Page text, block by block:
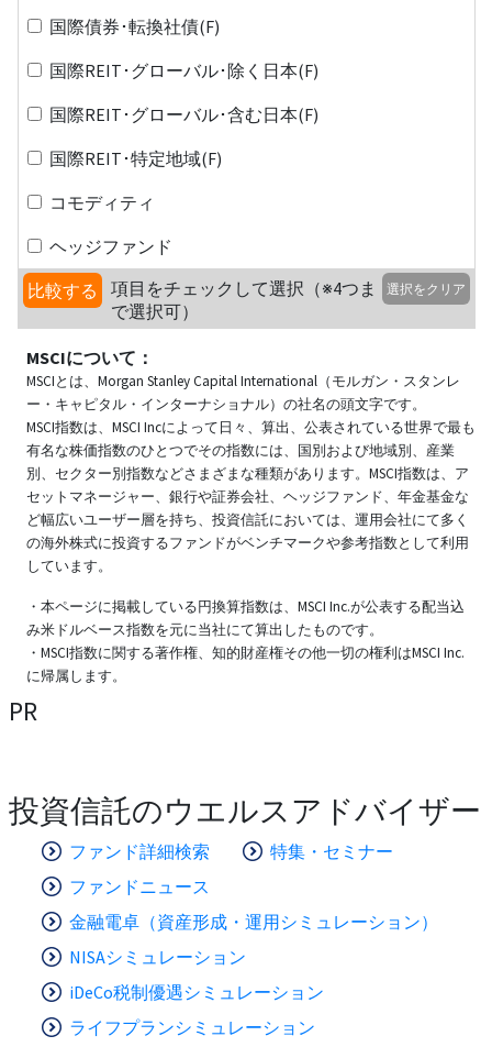
国際債券･転換社債(F)
国際REIT･グローバル･除く日本(F)
国際REIT･グローバル･含む日本(F)
国際REIT･特定地域(F)
コモディティ
ヘッジファンド
比較する
項目をチェックして選択（※4つま
で選択可）
選択をクリア
MSCIについて：
MSCIとは、Morgan Stanley Capital International（モルガン・スタンレ
ー・キャピタル・インターナショナル）の社名の頭文字です。
MSCI指数は、MSCI Incによって日々、算出、公表されている世界で最も
有名な株価指数のひとつでその指数には、国別および地域別、産業
別、セクター別指数などさまざまな種類があります。MSCI指数は、ア
セットマネージャー、銀行や証券会社、ヘッジファンド、年金基金な
ど幅広いユーザー層を持ち、投資信託においては、運用会社にて多く
の海外株式に投資するファンドがベンチマークや参考指数として利用
しています。
・本ページに掲載している円換算指数は、MSCI Inc.が公表する配当込
み米ドルベース指数を元に当社にて算出したものです。
・MSCI指数に関する著作権、知的財産権その他一切の権利はMSCI Inc.
に帰属します。
PR
投資信託のウエルスアドバイザー
ファンド詳細検索
特集・セミナー
ファンドニュース
金融電卓（資産形成・運用シミュレーション）
NISAシミュレーション
iDeCo税制優遇シミュレーション
ライフプランシミュレーション